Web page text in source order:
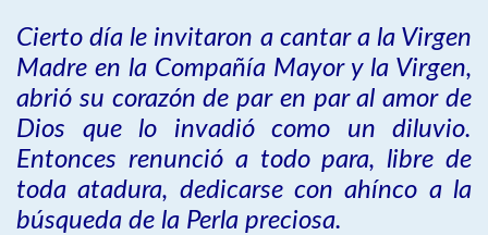
Cierto día le invitaron a cantar a la Virgen
Madre en la Compañía Mayor y la Virgen,
abrió su corazón de par en par al amor de
Dios que lo invadió como un diluvio.
Entonces renunció a todo para, libre de
toda atadura, dedicarse con ahínco a la
búsqueda de la Perla preciosa.